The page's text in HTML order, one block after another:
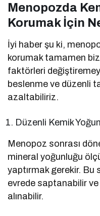
Menopozda
Korumak İçin
İyi haber şu ki,
korumak tamamen
faktörleri
beslenme ve düzenli
azaltabiliriz.
Düzenli Kemik
Menopoz sonrası
mineral yoğunluğu
yaptırmak gerekir.
evrede saptanabilir
alınabilir.